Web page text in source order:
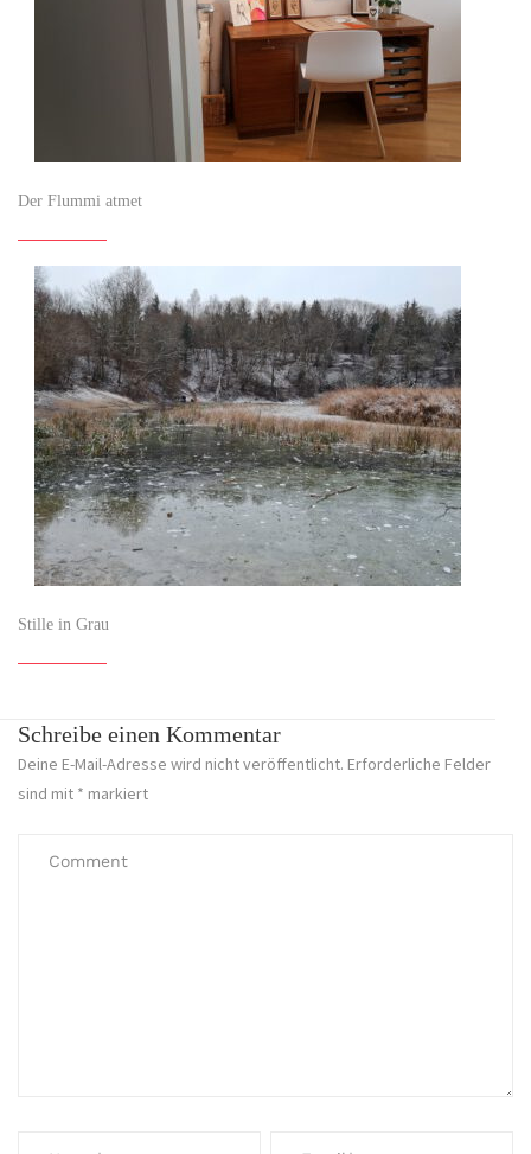
Der Flummi atmet
Stille in Grau
Schreibe einen Kommentar
Deine E-Mail-Adresse wird nicht veröffentlicht. Erforderliche Felder
sind mit * markiert